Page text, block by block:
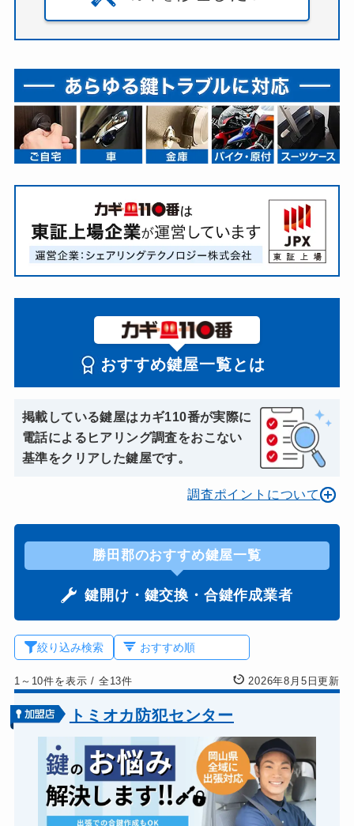
おすすめ鍵屋一覧とは
掲載している鍵屋はカギ110番が実際に
電話によるヒアリング調査をおこない
基準をクリアした鍵屋です。
調査ポイントについて
勝田郡のおすすめ鍵屋一覧
鍵開け・鍵交換・合鍵作成業者
絞り込み検索
1～10件を表示/ 全13件 2026年8月5日更新
トミオカ防犯センター